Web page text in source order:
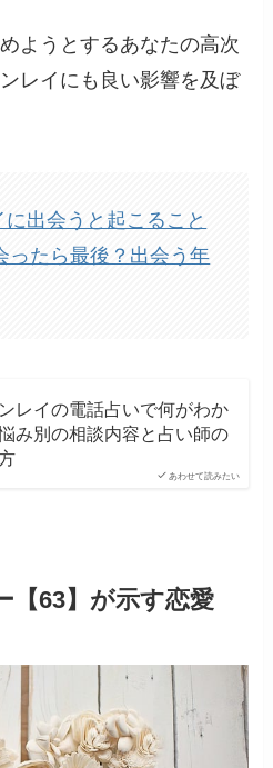
ようとするあなたの高次
レイにも良い影響を及ぼ
に出会うと起こること
ったら最後？出会う年
あわせて読みたい
レイの電話占いで何がわか
み別の相談内容と占い師の
【63】が示す恋愛